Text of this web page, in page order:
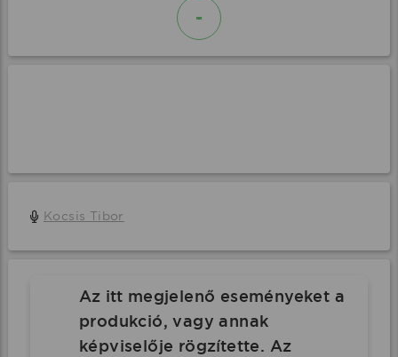
-
Kocsis Tibor
Az itt megjelenő eseményeket a
produkció, vagy annak
képviselője rögzítette. Az